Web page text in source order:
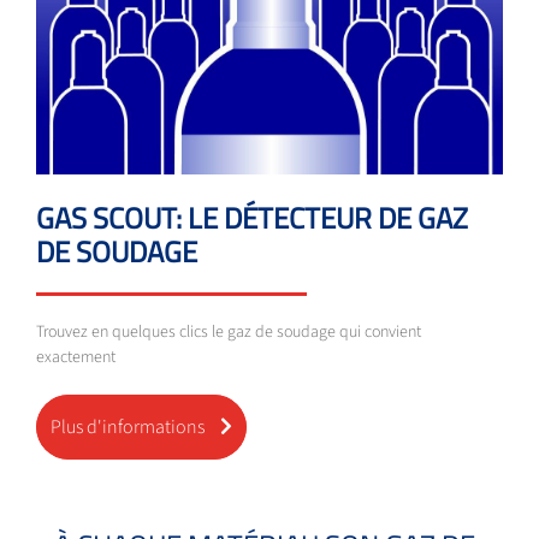
GAS SCOUT: LE DÉTECTEUR DE GAZ
DE SOUDAGE
Trouvez en quelques clics le gaz de soudage qui convient
exactement
Plus d'informations